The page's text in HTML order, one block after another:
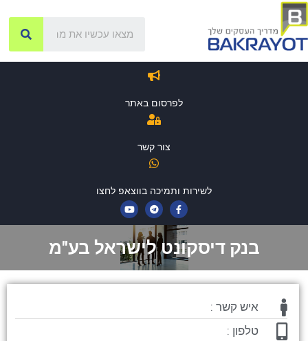
לפרסום באתר
צור קשר
לשירות ותמיכה בווצאפ לחצו
בנק דיסקונט לישראל בע"מ
איש קשר :
טלפון :